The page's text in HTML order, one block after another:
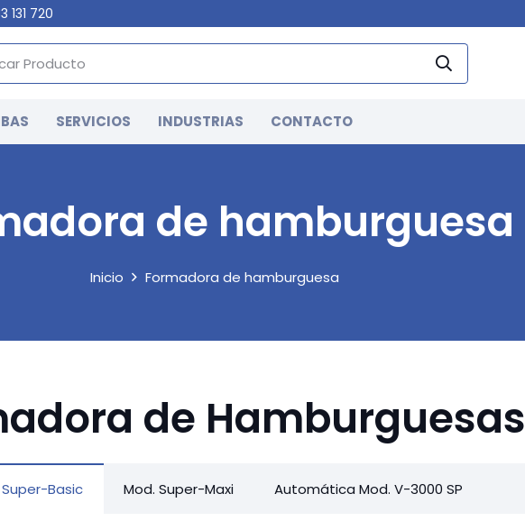
720
SERVICIOS INDUSTRIAS CONTACTO
de hamburguesa
Inicio Formadora de hamburguesa
de Hamburguesas
Basic Mod. Super-Maxi Automática Mod. V-3000 SP